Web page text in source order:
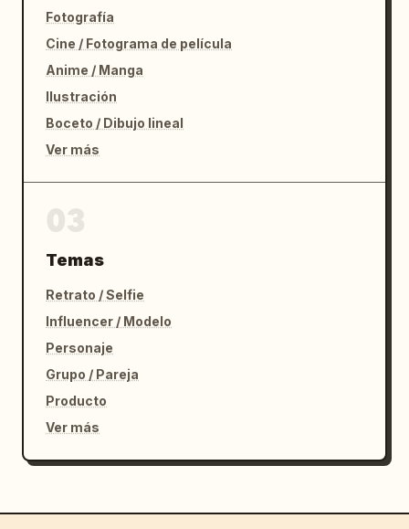
Fotografía
Cine / Fotograma de película
Anime / Manga
Ilustración
Boceto / Dibujo lineal
Ver más
Temas
Retrato / Selfie
Influencer / Modelo
Personaje
Grupo / Pareja
Producto
Ver más